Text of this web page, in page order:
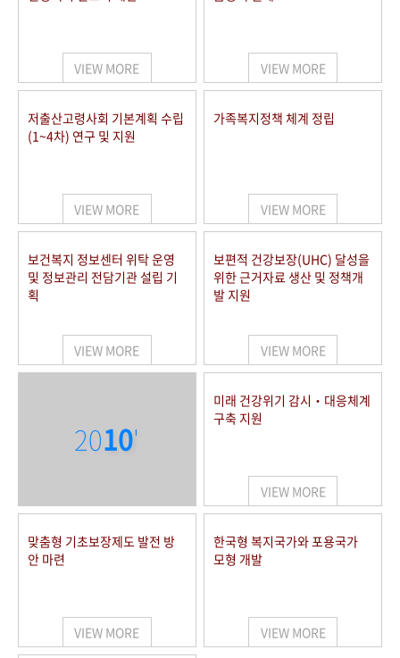
VIEW MORE VIEW MORE
저출산고령사회 기본계획 수립
(1~4차) 연구 및 지원
VIEW MORE
가족복지정책 체계 정립
VIEW MORE
보건복지 정보센터 위탁 운영
및 정보관리 전담기관 설립 기
획
VIEW MORE
보편적 건강보장(UHC) 달성을
위한 근거자료 생산 및 정책개
발 지원
VIEW MORE
2010'
미래 건강위기 감시‧대응체계
구축 지원
VIEW MORE
맞춤형 기초보장제도 발전 방
안 마련
VIEW MORE
한국형 복지국가와 포용국가
모형 개발
VIEW MORE